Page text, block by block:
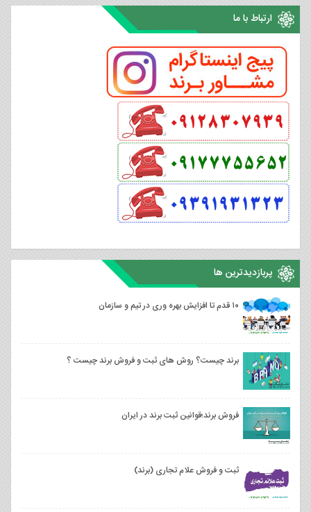
ارتباط با ما
پربازدیدترین ها
۱۰ قدم تا افزایش بهره وری در تیم و سازمان
برند چیست؟ روش های ثبت و فروش برند چیست ؟
فروش برند؛قوانین ثبت برند در ایران
ثبت و فروش علام تجاری (برند)